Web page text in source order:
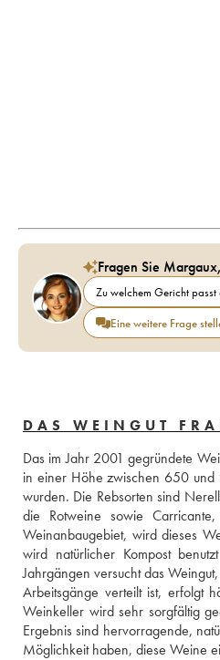
Fragen Sie
Zu welchem Gericht passt
Eine weitere Frage
DAS WEINGUT
Das im Jahr 2001 gegründete
in einer Höhe zwischen 650
wurden. Die Rebsorten sind
die Rotweine sowie
Weinanbaugebiet, wird dieses
wird natürlicher Kompost
Jahrgängen versucht das
Arbeitsgänge verteilt ist, erfolgt
Weinkeller wird sehr sorgfältig
Ergebnis sind hervorragende,
Möglichkeit haben, diese Weine